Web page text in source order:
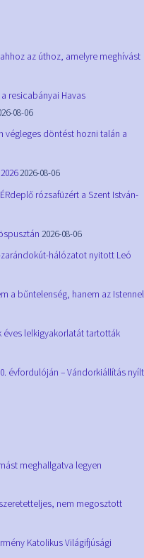
az úthoz, amelyre meghívást
resicabányai Havas
08-06
végleges döntést hozni talán a
2026-08-06
rózsafüzért a Szent István-
2026-08-06
zarándokút-hálózatot nyitott Leó
a bűntelenség, hanem az Istennel
éves lelkigyakorlatát tartották
évfordulóján – Vándorkiállítás nyílt
meghallgatva legyen
nem megosztott
Katolikus Világifjúsági